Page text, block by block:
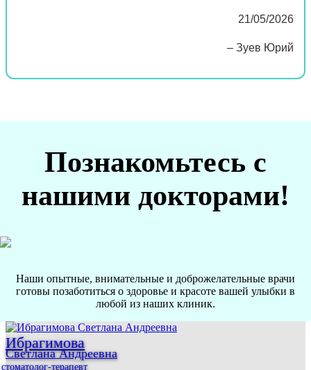
21/05/2026
– Зуев Юрий
Познакомьтесь с
нашими докторами!
Наши опытные, внимательные и доброжелательные врачи
готовы позаботиться о здоровье и красоте вашей улыбки в
любой из наших клиник.
Ибрагимова
Светлана Андреевна
стоматолог-терапевт